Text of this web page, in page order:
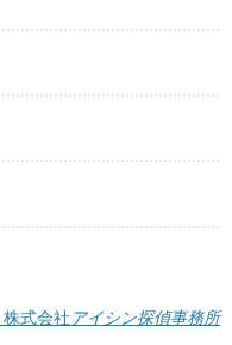
株式会社 アイシン探偵事務所